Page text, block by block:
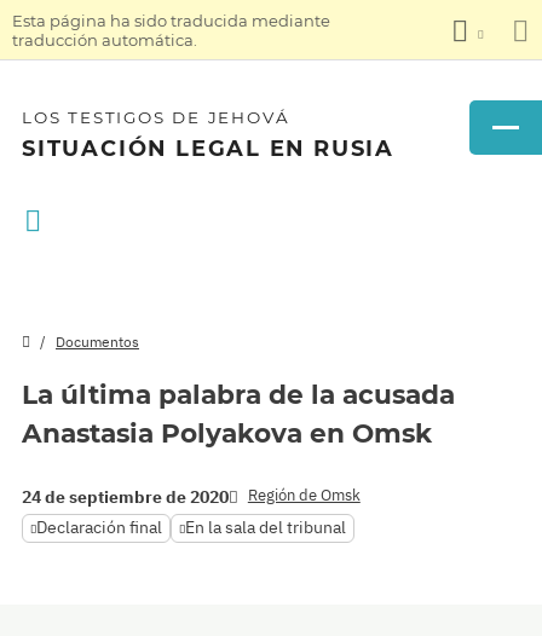
Esta página ha sido traducida mediante
traducción automática.
LOS TESTIGOS DE JEHOVÁ
SITUACIÓN LEGAL EN RUSIA
Documentos
La última palabra de la acusada
Anastasia Polyakova en Omsk
24 de septiembre de 2020 Región de Omsk
Declaración final En la sala del tribunal